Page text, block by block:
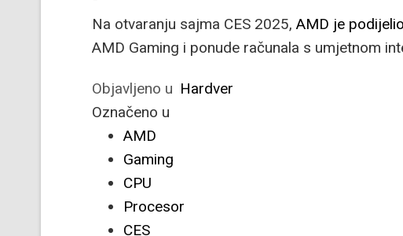
Na otvaranju sajma CES 2025, AMD je
AMD Gaming i ponude računala s umjetnom
Objavljeno u Hardver
Označeno u
AMD
Gaming
CPU
Procesor
CES